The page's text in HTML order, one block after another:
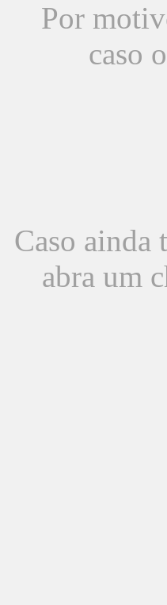
Por
caso
Caso ainda
abra um